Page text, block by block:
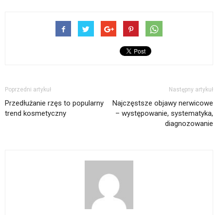
Poprzedni artykuł
Przedłużanie rzęs to popularny
trend kosmetyczny
Następny artykuł
Najczęstsze objawy nerwicowe
– występowanie, systematyka,
diagnozowanie